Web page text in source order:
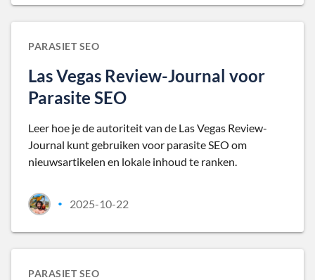
PARASIET SEO
Las Vegas Review-Journal voor
Parasite SEO
Leer hoe je de autoriteit van de Las Vegas Review-
Journal kunt gebruiken voor parasite SEO om
nieuwsartikelen en lokale inhoud te ranken.
• 2025-10-22
PARASIET SEO